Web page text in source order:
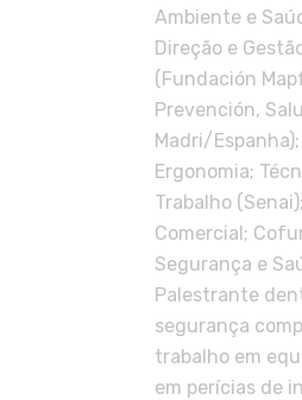
Ambiente e
Direção e
(Fundación
Prevención,
Madri/
Ergonomia;
Trabalho
Comercial;
Segurança e
Palestrante
segurança
trabalho em
em perícias de